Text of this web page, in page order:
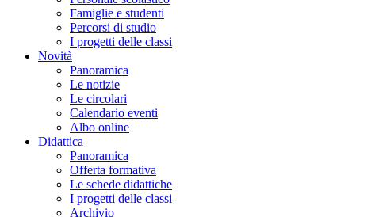
Famiglie e studenti
Percorsi di studio
I progetti delle classi
Novità
Panoramica
Le notizie
Le circolari
Calendario eventi
Albo online
Didattica
Panoramica
Offerta formativa
Le schede didattiche
I progetti delle classi
Archivio